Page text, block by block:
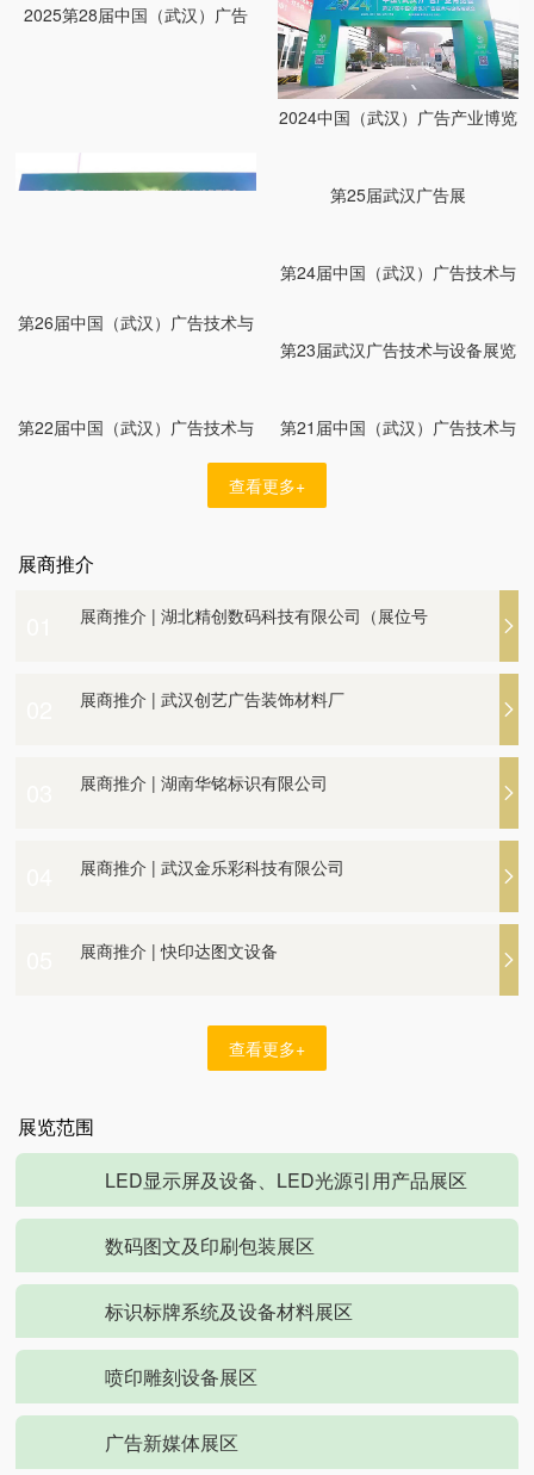
2025第28届中国（武汉）广告
2024中国（武汉）广告产业博览
第26届中国（武汉）广告技术与
第25届武汉广告展
第24届中国（武汉）广告技术与
第23届武汉广告技术与设备展览
第22届中国（武汉）广告技术与
第21届中国（武汉）广告技术与
查看更多+
展商推介
号A59）
展商推介 | 立标木艺公司邀您观展
展商推介 | 四川蓝景光电技术有限责任公司
查看更多+
展览范围
LED显示屏及设备、LED光源引用产品展区
数码图文及印刷包装展区
标识标牌系统及设备材料展区
喷印雕刻设备展区
广告新媒体展区